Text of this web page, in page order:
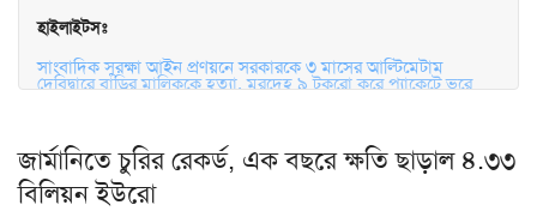
হাইলাইটসঃ
সাংবাদিক সুরক্ষা আইন প্রণয়নে সরকারকে ৩ মাসের আল্টিমেটাম
জার্মানিতে চুরির রেকর্ড, এক বছরে ক্ষতি ছাড়াল ৪.৩৩
বিলিয়ন ইউরো